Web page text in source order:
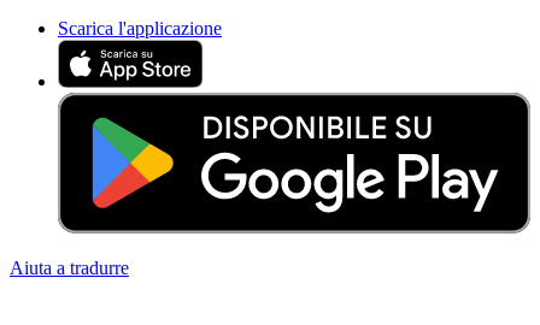
Scarica l'applicazione
Aiuta a tradurre